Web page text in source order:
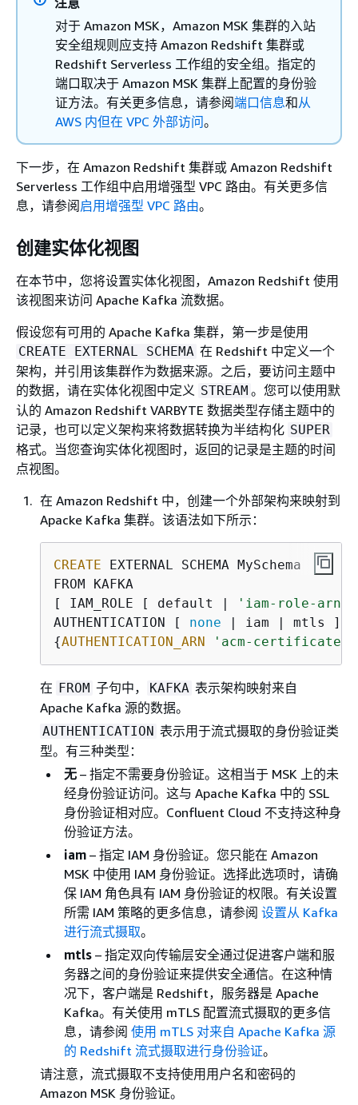
对于 Amazon MSK，Amazon MSK 集群的入站
安全组规则应支持 Amazon Redshift 集群或
Redshift Serverless 工作组的安全组。指定的
端口取决于 Amazon MSK 集群上配置的身份验
证方法。有关更多信息，请参阅端口信息和从
AWS 内但在 VPC 外部访问。
下一步，在 Amazon Redshift 集群或 Amazon Redshift
Serverless 工作组中启用增强型 VPC 路由。有关更多信
息，请参阅启用增强型 VPC 路由。
创建实体化视图
在本节中，您将设置实体化视图，Amazon Redshift 使用
该视图来访问 Apache Kafka 流数据。
假设您有可用的 Apache Kafka 集群，第一步是使用
CREATE EXTERNAL SCHEMA 在 Redshift 中定义一个
架构，并引用该集群作为数据来源。之后，要访问主题中
的数据，请在实体化视图中定义 STREAM 。您可以使用默
认的 Amazon Redshift VARBYTE 数据类型存储主题中的
记录，也可以定义架构来将数据转换为半结构化 SUPER
格式。当您查询实体化视图时，返回的记录是主题的时间
点视图。
在 Amazon Redshift 中，创建一个外部架构来映射到
Apacke Kafka 集群。该语法如下所示：
CREATE EXTERNAL SCHEMA MySchema
FROM KAFKA
[ IAM_ROLE [ default |
'iam-role-arn'
AUTHENTICATION [ none
{AUTHENTICATION_ARN 'acm-certificate-
在 FROM 子句中， KAFKA 表示架构映射来自
Apache Kafka 源的数据。
AUTHENTICATION 表示用于流式摄取的身份验证类
型。有三种类型：
无 – 指定不需要身份验证。这相当于 MSK 上的未
经身份验证访问。这与 Apache Kafka 中的 SSL
身份验证相对应。Confluent Cloud 不支持这种身
份验证方法。
iam – 指定 IAM 身份验证。您只能在 Amazon
MSK 中使用 IAM 身份验证。选择此选项时，请确
保 IAM 角色具有 IAM 身份验证的权限。有关设置
所需 IAM 策略的更多信息，请参阅 设置从 Kafka
进行流式摄取。
mtls – 指定双向传输层安全通过促进客户端和服
务器之间的身份验证来提供安全通信。在这种情
况下，客户端是 Redshift，服务器是 Apache
Kafka。有关使用 mTLS 配置流式摄取的更多信
息，请参阅 使用 mTLS 对来自 Apache Kafka 源
的 Redshift 流式摄取进行身份验证。
请注意，流式摄取不支持使用用户名和密码的
Amazon MSK 身份验证。